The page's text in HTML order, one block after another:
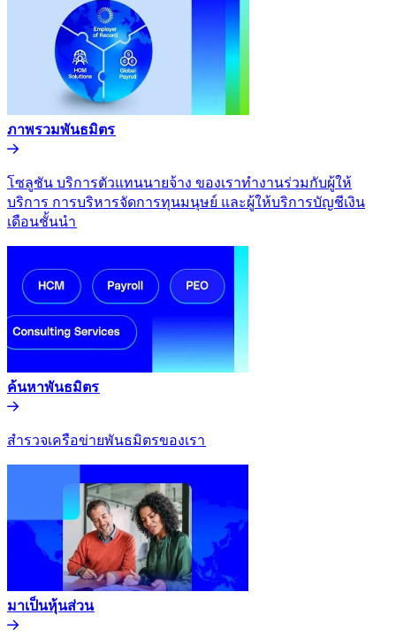
ภาพรวมพันธมิตร​​
โซลูชัน บริการตัวแทนนายจ้าง ของเราทำงานร่วมกับผู้ให้
บริการ การบริหารจัดการทุนมนุษย์ และผู้ให้บริการบัญชีเงิน
เดือนชั้นนำ​​
ค้นหาพันธมิตร​​
สำรวจเครือข่ายพันธมิตรของเรา​​
มาเป็นหุ้นส่วน​​